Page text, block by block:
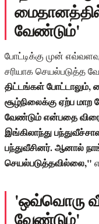
வேண்டும்'
போட்டிக்கு முன்
சரியாக செயல்படுத்த
திட்டங்கள் போட்டாலும்,
சூழ்நிலைக்கு ஏற்ப
வேண்டும் என்பதை
இங்கிலாந்து
பந்துவீசினர். ஆனால்
செயல்படுத்தவில்லை,"
'ஒவ்வொரு
வேண்டும்'